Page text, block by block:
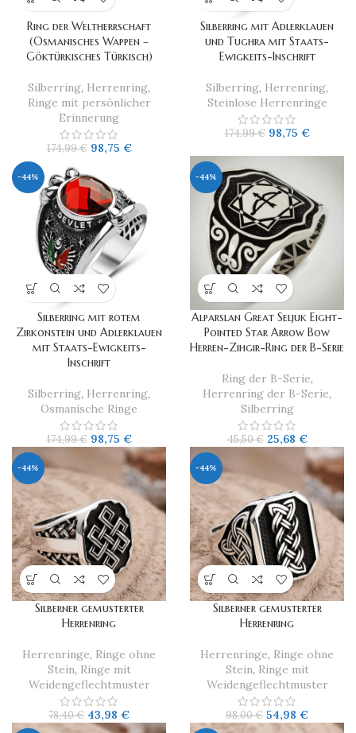
Ring der Weltherrschaft
(Osmanisches Wappen –
Göktürkisches Türkisch)
Silberring, Herrenring,
Ringe mit persönlicher
Erinnerung
174,99€ 98,75 €
Silberring mit Adlerklauen
und Tughra mit Staats-
Ewigkeits-Inschrift
Silberring, Herrenring,
Steinlose Herrenringe
174,99€ 98,75 €
-44%
Silberring mit rotem
Zirkonstein und Adlerklauen
mit Staats-Ewigkeits-
Inschrift
Silberring, Herrenring,
Osmanische Ringe
174,99€ 98,75 €
-44%
Alparslan Great Seljuk Eight-
Pointed Star Arrow Bow
Herren-Zihgir-Ring der B-Serie
Ring der B-Serie,
Herrenring der B-Serie,
Silberring
45,50€ 25,68 €
-44%
Silberner gemusterter
Herrenring
Herrenringe, Ringe ohne
Stein, Ringe mit
Weidengeflechtmuster
78,40€ 43,98 €
-44%
Silberner gemusterter
Herrenring
Herrenringe, Ringe ohne
Stein, Ringe mit
Weidengeflechtmuster
98,00€ 54,98 €